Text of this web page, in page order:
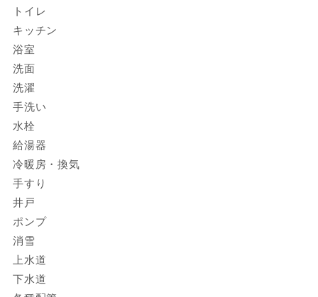
トイレ
キッチン
浴室
洗面
洗濯
手洗い
水栓
給湯器
冷暖房・換気
手すり
井戸
ポンプ
消雪
上水道
下水道